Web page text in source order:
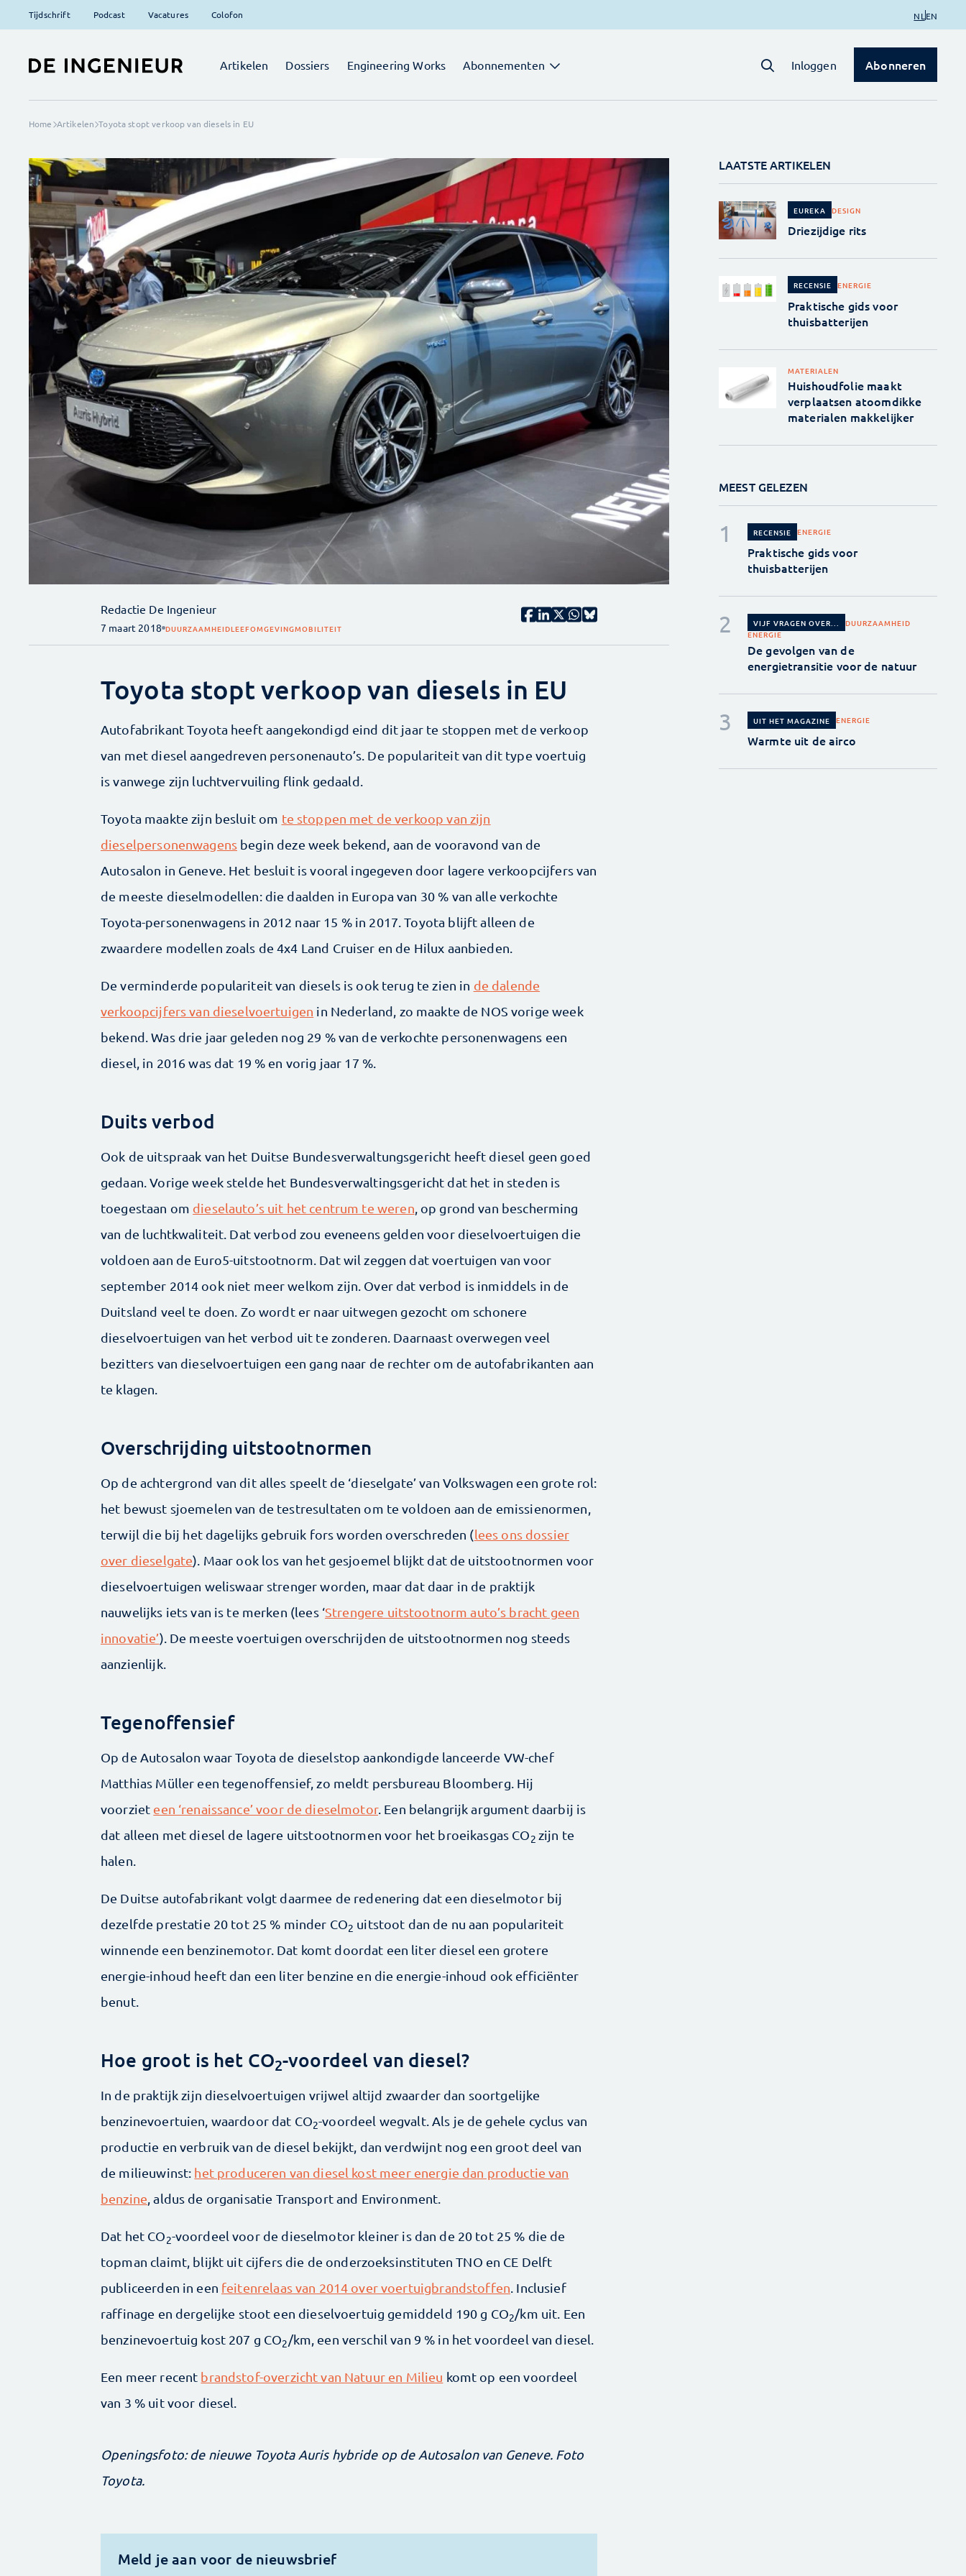
Tijdschrift Podcast Vacatures Colofon NL EN
Artikelen Dossiers Engineering Works Abonnementen Inloggen Abonneren
Home Artikelen Toyota stopt verkoop van diesels in EU
Redactie De Ingenieur
7 maart 2018 DUURZAAMHEIDLEEFOMGEVINGMOBILITEIT
Toyota stopt verkoop van diesels in EU
Autofabrikant Toyota heeft aangekondigd eind dit jaar te stoppen met de verkoop
van met diesel aangedreven personenauto’s. De populariteit van dit type voertuig
is vanwege zijn luchtvervuiling flink gedaald.
Toyota maakte zijn besluit om te stoppen met de verkoop van zijn
dieselpersonenwagens begin deze week bekend, aan de vooravond van de
Autosalon in Geneve. Het besluit is vooral ingegeven door lagere verkoopcijfers van
de meeste dieselmodellen: die daalden in Europa van 30 % van alle verkochte
Toyota-personenwagens in 2012 naar 15 % in 2017. Toyota blijft alleen de
zwaardere modellen zoals de 4x4 Land Cruiser en de Hilux aanbieden.
De verminderde populariteit van diesels is ook terug te zien in de dalende
verkoopcijfers van dieselvoertuigen in Nederland, zo maakte de NOS vorige week
bekend. Was drie jaar geleden nog 29 % van de verkochte personenwagens een
diesel, in 2016 was dat 19 % en vorig jaar 17 %.
Duits verbod
Ook de uitspraak van het Duitse Bundesverwaltungsgericht heeft diesel geen goed
gedaan. Vorige week stelde het Bundesverwaltingsgericht dat het in steden is
toegestaan om dieselauto’s uit het centrum te weren, op grond van bescherming
van de luchtkwaliteit. Dat verbod zou eveneens gelden voor dieselvoertuigen die
voldoen aan de Euro5-uitstootnorm. Dat wil zeggen dat voertuigen van voor
september 2014 ook niet meer welkom zijn. Over dat verbod is inmiddels in de
Duitsland veel te doen. Zo wordt er naar uitwegen gezocht om schonere
dieselvoertuigen van het verbod uit te zonderen. Daarnaast overwegen veel
bezitters van dieselvoertuigen een gang naar de rechter om de autofabrikanten aan
te klagen.
Overschrijding uitstootnormen
Op de achtergrond van dit alles speelt de ‘dieselgate’ van Volkswagen een grote rol:
het bewust sjoemelen van de testresultaten om te voldoen aan de emissienormen,
terwijl die bij het dagelijks gebruik fors worden overschreden (lees ons dossier
over dieselgate). Maar ook los van het gesjoemel blijkt dat de uitstootnormen voor
dieselvoertuigen weliswaar strenger worden, maar dat daar in de praktijk
nauwelijks iets van is te merken (lees ‘Strengere uitstootnorm auto’s bracht geen
innovatie’). De meeste voertuigen overschrijden de uitstootnormen nog steeds
aanzienlijk.
Tegenoffensief
Op de Autosalon waar Toyota de dieselstop aankondigde lanceerde VW-chef
Matthias Müller een tegenoffensief, zo meldt persbureau Bloomberg. Hij
voorziet een ‘renaissance’ voor de dieselmotor. Een belangrijk argument daarbij is
dat alleen met diesel de lagere uitstootnormen voor het broeikasgas CO2 zijn te
halen.
De Duitse autofabrikant volgt daarmee de redenering dat een dieselmotor bij
dezelfde prestatie 20 tot 25 % minder CO2 uitstoot dan de nu aan populariteit
winnende een benzinemotor. Dat komt doordat een liter diesel een grotere
energie-inhoud heeft dan een liter benzine en die energie-inhoud ook efficiënter
benut.
Hoe groot is het CO2-voordeel van diesel?
In de praktijk zijn dieselvoertuigen vrijwel altijd zwaarder dan soortgelijke
benzinevoertuien, waardoor dat CO2-voordeel wegvalt. Als je de gehele cyclus van
productie en verbruik van de diesel bekijkt, dan verdwijnt nog een groot deel van
de milieuwinst: het produceren van diesel kost meer energie dan productie van
benzine, aldus de organisatie Transport and Environment.
Dat het CO2-voordeel voor de dieselmotor kleiner is dan de 20 tot 25 % die de
topman claimt, blijkt uit cijfers die de onderzoeksinstituten TNO en CE Delft
publiceerden in een feitenrelaas van 2014 over voertuigbrandstoffen. Inclusief
raffinage en dergelijke stoot een dieselvoertuig gemiddeld 190 g CO2/km uit. Een
benzinevoertuig kost 207 g CO2/km, een verschil van 9 % in het voordeel van diesel.
Een meer recent brandstof-overzicht van Natuur en Milieu komt op een voordeel
van 3 % uit voor diesel.
Openingsfoto: de nieuwe Toyota Auris hybride op de Autosalon van Geneve. Foto
Toyota.
Meld je aan voor de nieuwsbrief
LAATSTE ARTIKELEN
EUREKA DESIGN
Driezijdige rits
RECENSIE ENERGIE
Praktische gids voor
thuisbatterijen
MATERIALEN
Huishoudfolie maakt
verplaatsen atoomdikke
materialen makkelijker
MEEST GELEZEN
RECENSIE ENERGIE
Praktische gids voor
thuisbatterijen
VIJF VRAGEN OVER...
DUURZAAMHEID
ENERGIE
De gevolgen van de
energietransitie voor de natuur
UIT HET MAGAZINE ENERGIE
Warmte uit de airco